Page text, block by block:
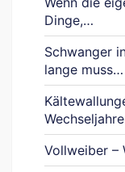
Dinge,…
Schwanger
lange muss…
Vollweiber –